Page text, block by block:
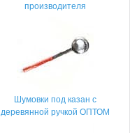
производителя
Шумовки под казан с
деревянной ручкой ОПТОМ